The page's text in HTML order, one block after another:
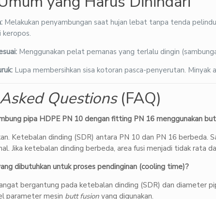
Melakukan penyambungan saat hujan lebat tanpa tenda
keropos.
Menggunakan pelat pemanas yang terlalu dingin
Lupa membersihkan sisa kotoran pasca-penyerutan.
Questions(FAQ)
pipa HDPE PN 10 dengan fitting PN 16 menggunakan
Ketebalan dinding (SDR) antara PN 10 dan PN 16 berbeda.
Jika ketebalan dinding berbeda, area fusi menjadi tidak rata
dibutuhkan untuk proses pendinginan (cooling time)?
bergantung pada ketebalan dinding (SDR) dan diameter
parameter mesin butt fusion yang digunakan.